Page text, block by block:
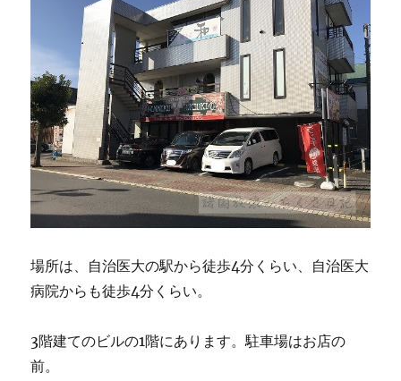
場所は、自治医大の駅から徒歩4分くらい、自治医大
病院からも徒歩4分くらい。
3階建てのビルの1階にあります。駐車場はお店の
前。